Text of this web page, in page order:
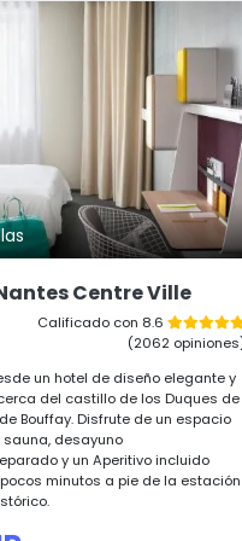
Centre Ville
Calificado con 8.6
(2062
un hotel de diseño elegante y
del castillo de los Duques de
Bouffay. Disfrute de un espacio
desayuno
y un Aperitivo incluido
minutos a pie de la estación